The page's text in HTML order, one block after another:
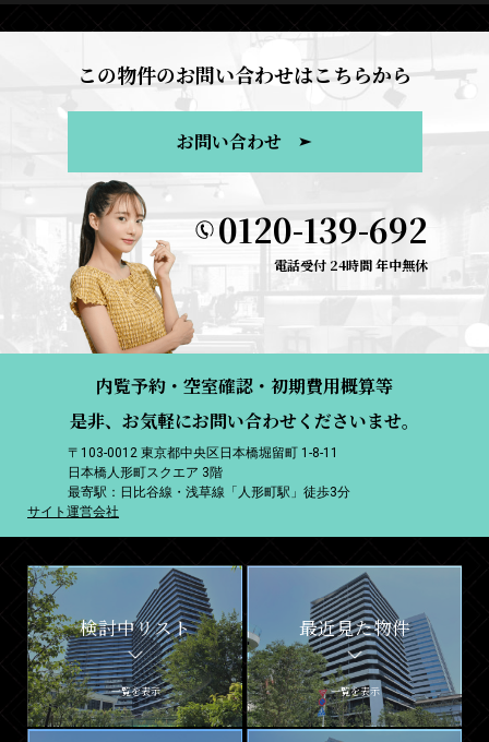
この物件のお問い合わせはこちらから
お問い合わせ
0120-139-692
電話受付 24時間 年中無休
内覧予約・空室確認・初期費用概算等
是非、お気軽にお問い合わせくださいませ。
〒103-0012 東京都中央区日本橋堀留町 1-8-11
日本橋人形町スクエア 3階
最寄駅：日比谷線・浅草線「人形町駅」徒歩3分
サイト運営会社
検討中リスト
一覧を表示
最近見た物件
一覧を表示